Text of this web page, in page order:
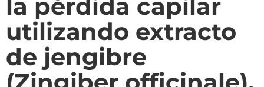
la pérdida capilar
utilizando extracto
de jengibre